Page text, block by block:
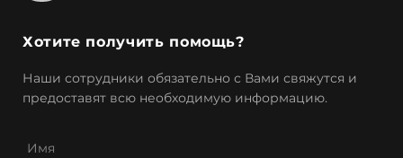
Хотите получить помощь?
Наши сотрудники обязательно с Вами свяжутся и
предоставят всю необходимую информацию.
Имя